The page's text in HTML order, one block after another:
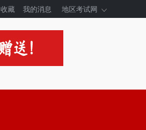
收藏 我的消息 地区考试网